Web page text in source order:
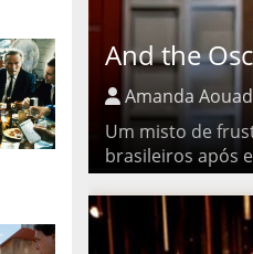
And the
Amanda Aouad
Um misto de
após essa noite de